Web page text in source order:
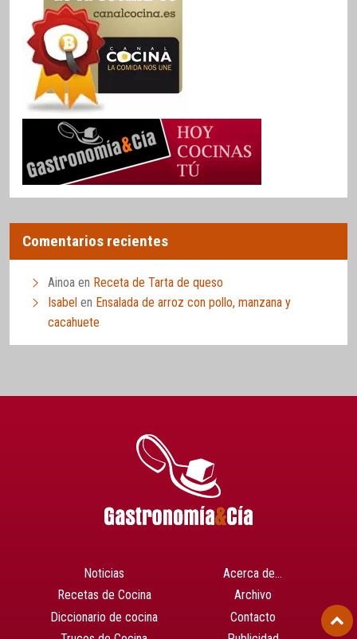
Comentarios recientes
Ainoa en Receta de Tarta de queso
Isabel en Ensalada de arroz con pollo, manzana y
cacahuete
Noticias
Recetas de Cocina
Diccionario de cocina
Acerca de…
Archivo
Contacto